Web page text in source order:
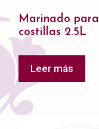
Marinado para
costillas 2.5L
Leer más